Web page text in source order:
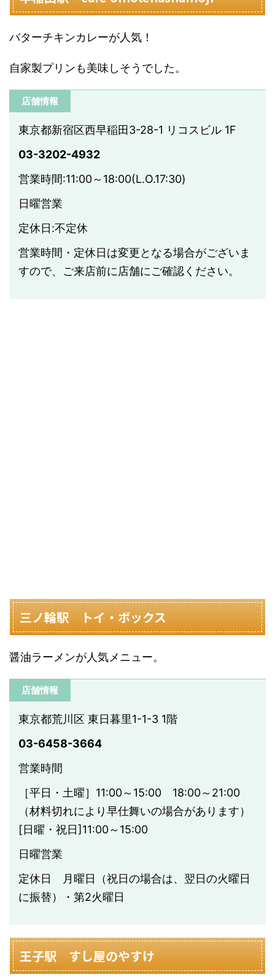
バターチキンカレーが人気！
自家製プリンも美味しそうでした。
店舗情報
東京都新宿区西早稲田3-28-1 リコスビル 1F
03-3202-4932
営業時間:11:00～18:00(L.O.17:30)
日曜営業
定休日:不定休
営業時間・定休日は変更となる場合がございま
すので、ご来店前に店舗にご確認ください。
三ノ輪駅 トイ・ボックス
醤油ラーメンが人気メニュー。
店舗情報
東京都荒川区 東日暮里1-1-3 1階
03-6458-3664
営業時間
［平日・土曜］11:00～15:00 18:00～21:00
（材料切れにより早仕舞いの場合があります）
[日曜・祝日]11:00～15:00
日曜営業
定休日 月曜日（祝日の場合は、翌日の火曜日
に振替）・第2火曜日
王子駅 すし屋のやすけ